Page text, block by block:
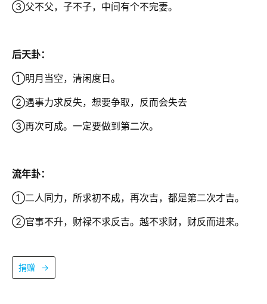
③父不父，子不子，中间有个不完妻。
后天卦：
①明月当空，清闲度日。
②遇事力求反失，想要争取，反而会失去
③再次可成。一定要做到第二次。
流年卦：
①二人同力，所求初不成，再次吉，都是第二次才吉。
②官事不升，财禄不求反吉。越不求财，财反而进来。
捐赠 →